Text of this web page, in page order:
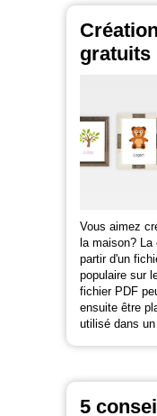
gratuits
Vous aimez
la maison?
partir d'un
populaire sur
fichier PDF
ensuite être
utilisé dans
5